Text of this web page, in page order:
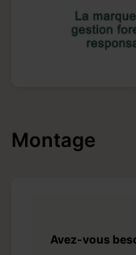
Montage
Avez-vous